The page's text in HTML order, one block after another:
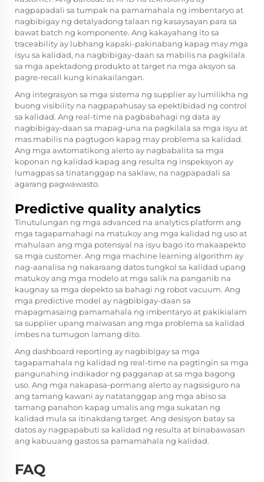
nagpapadali sa tumpak na pamamahala ng imbentaryo at
nagbibigay ng detalyadong talaan ng kasaysayan para sa
bawat batch ng komponente. Ang kakayahang ito sa
traceability ay lubhang kapaki-pakinabang kapag may mga
isyu sa kalidad, na nagbibigay-daan sa mabilis na pagkilala
sa mga apektadong produkto at target na mga aksyon sa
pagre-recall kung kinakailangan.
Ang integrasyon sa mga sistema ng supplier ay lumilikha ng
buong visibility na nagpapahusay sa epektibidad ng control
sa kalidad. Ang real-time na pagbabahagi ng data ay
nagbibigay-daan sa mapag-una na pagkilala sa mga isyu at
mas mabilis na pagtugon kapag may problema sa kalidad.
Ang mga awtomatikong alerto ay nagbabalita sa mga
koponan ng kalidad kapag ang resulta ng inspeksyon ay
lumagpas sa tinatanggap na saklaw, na nagpapadali sa
agarang pagwawasto.
Predictive quality analytics
Tinutulungan ng mga advanced na analytics platform ang
mga tagapamahagi na matukoy ang mga kalidad ng uso at
mahulaan ang mga potensyal na isyu bago ito makaapekto
sa mga customer. Ang mga machine learning algorithm ay
nag-aanalisa ng nakaraang datos tungkol sa kalidad upang
matukoy ang mga modelo at mga salik na panganib na
kaugnay sa mga depekto sa bahagi ng robot vacuum. Ang
mga predictive model ay nagbibigay-daan sa
mapagmasaing pamamahala ng imbentaryo at pakikialam
sa supplier upang maiwasan ang mga problema sa kalidad
imbes na tumugon lamang dito.
Ang dashboard reporting ay nagbibigay sa mga
tagapamahala ng kalidad ng real-time na pagtingin sa mga
pangunahing indikador ng pagganap at sa mga bagong
uso. Ang mga nakapasa-pormang alerto ay nagsisiguro na
ang tamang kawani ay natatanggap ang mga abiso sa
tamang panahon kapag umalis ang mga sukatan ng
kalidad mula sa itinakdang target. Ang desisyon batay sa
datos ay nagpapabuti sa kalidad ng resulta at binabawasan
ang kabuuang gastos sa pamamahala ng kalidad.
FAQ